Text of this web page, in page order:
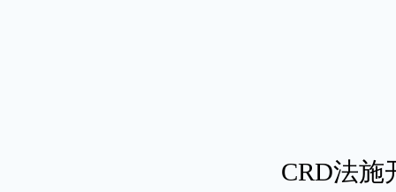
CRD法施